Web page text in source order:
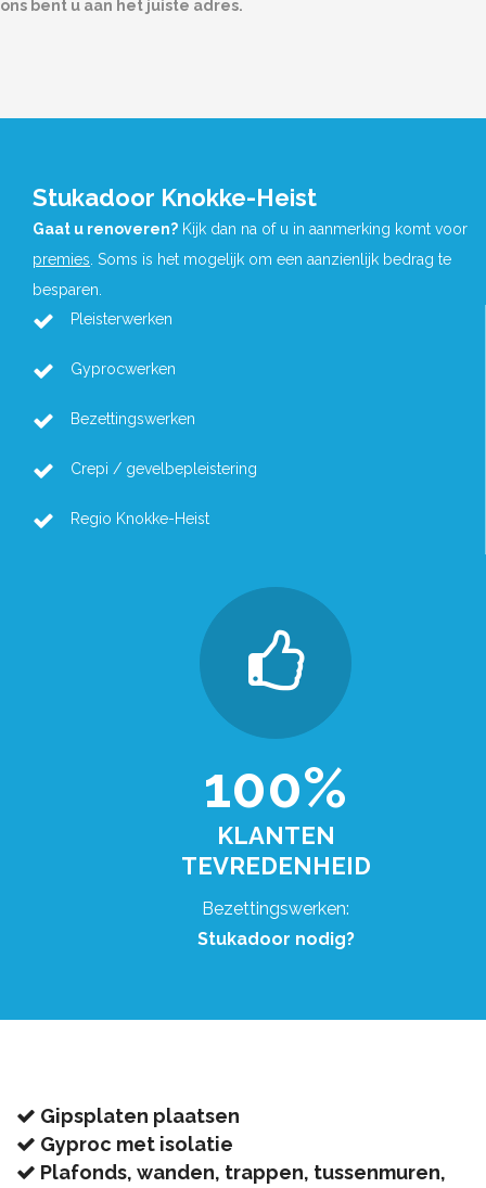
ons bent u aan het juiste adres.
Stukadoor Knokke-Heist
Gaat u renoveren? Kijk dan na of u in aanmerking komt voor
premies. Soms is het mogelijk om een aanzienlijk bedrag te
besparen.
Pleisterwerken
Gyprocwerken
Bezettingswerken
Crepi / gevelbepleistering
Regio Knokke-Heist
100%
KLANTEN
TEVREDENHEID
Bezettingswerken:
Stukadoor nodig?
Gipsplaten plaatsen
Gyproc met isolatie
Plafonds, wanden, trappen, tussenmuren,